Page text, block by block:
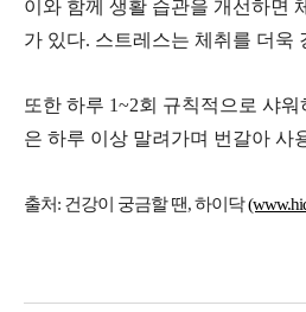
이와 함께 생활 습관을 개선하면
가 있다. 스트레스는 체취를 더욱
또한 하루 1~2회 규칙적으로 샤
은 하루 이상 말려가며 번갈아 사
출처: 건강이 궁금할 땐, 하이닥